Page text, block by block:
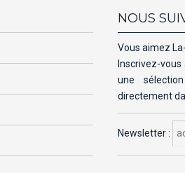
NOUS
Vous aimez
Inscrivez-
une
directement
Newsletter :